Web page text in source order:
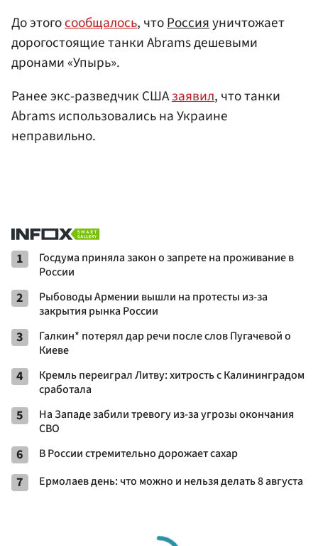
До этогосообщалось, чтоРоссияуничтожает
дорогостоящие танки Abrams дешевыми
дронами «Упырь».
Ранее экс-разведчик СШАзаявил, что танки
Abrams использовались на Украине
неправильно.
1
Госдума приняла закон о запрете на проживание в
России
2
Рыбоводы Армении вышли на протесты из-за
закрытия рынка России
3
Галкин* потерял дар речи после слов Пугачевой о
Киеве
4
Кремль переиграл Литву: хитрость с Калининградом
сработала
5
На Западе забили тревогу из-за угрозы окончания
СВО
6 В России стремительно дорожает сахар
7 Ермолаев день: что можно и нельзя делать 8 августа